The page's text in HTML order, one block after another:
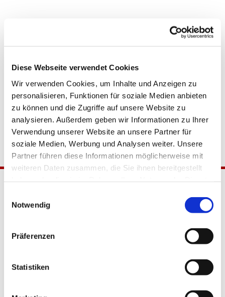
Diese Webseite verwendet Cookies
Wir verwenden Cookies, um Inhalte und Anzeigen zu
personalisieren, Funktionen für soziale Medien anbieten
zu können und die Zugriffe auf unsere Website zu
analysieren. Außerdem geben wir Informationen zu Ihrer
Verwendung unserer Website an unsere Partner für
soziale Medien, Werbung und Analysen weiter. Unsere
Partner führen diese Informationen möglicherweise mit
weiteren Daten zusammen, die Sie ihnen bereitgestellt
Notwendig
Präferenzen
Statistiken
Pfarrei Hl. Johannes XXIII.